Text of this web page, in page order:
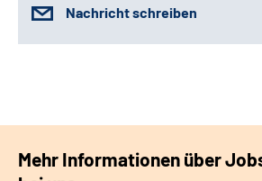
Nachricht schreiben
Mehr Informationen über